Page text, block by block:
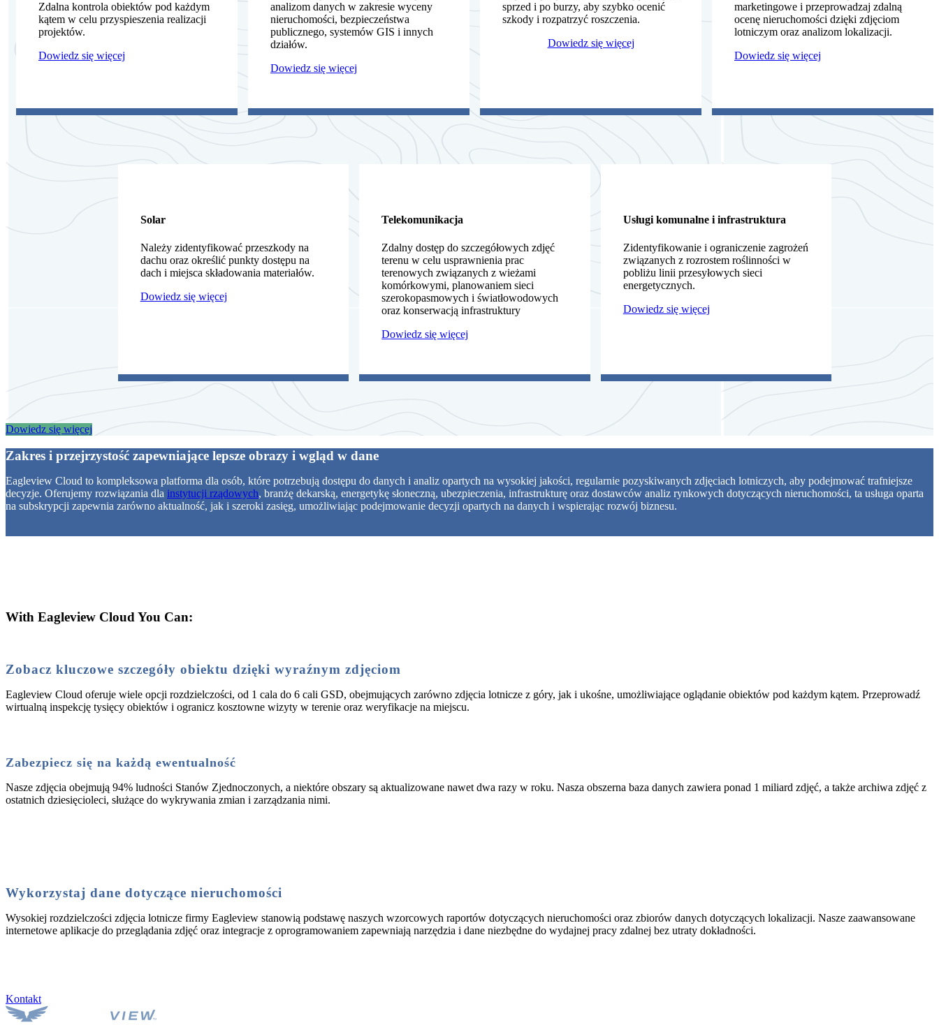
Zdalna kontrola obiektów pod każdym
kątem w celu przyspieszenia realizacji
projektów.
Dowiedz się więcej
analizom danych w zakresie wyceny
nieruchomości, bezpieczeństwa
publicznego, systemów GIS i innych
działów.
Dowiedz się więcej
sprzed i po burzy, aby szybko ocenić
szkody i rozpatrzyć roszczenia.
Dowiedz się więcej
marketingowe i przeprowadzaj zdalną
ocenę nieruchomości dzięki zdjęciom
lotniczym oraz analizom lokalizacji.
Dowiedz się więcej
Solar
Należy zidentyfikować przeszkody na
dachu oraz określić punkty dostępu na
dach i miejsca składowania materiałów.
Dowiedz się więcej
Telekomunikacja
Zdalny dostęp do szczegółowych zdjęć
terenu w celu usprawnienia prac
terenowych związanych z wieżami
komórkowymi, planowaniem sieci
szerokopasmowych i światłowodowych
oraz konserwacją infrastruktury
Dowiedz się więcej
Usługi komunalne i infrastruktura
Zidentyfikowanie i ograniczenie zagrożeń
związanych z rozrostem roślinności w
pobliżu linii przesyłowych sieci
energetycznych.
Dowiedz się więcej
Dowiedz się więcej
Zakres i przejrzystość zapewniające lepsze obrazy i wgląd w dane
Eagleview Cloud to kompleksowa platforma dla osób, które potrzebują dostępu do danych i analiz opartych na wysokiej jakości, regularnie pozyskiwanych zdjęciach lotniczych, aby podejmować trafniejsze
decyzje. Oferujemy rozwiązania dla instytucji rządowych, branżę dekarską, energetykę słoneczną, ubezpieczenia, infrastrukturę oraz dostawców analiz rynkowych dotyczących nieruchomości, ta usługa oparta
na subskrypcji zapewnia zarówno aktualność, jak i szeroki zasięg, umożliwiając podejmowanie decyzji opartych na danych i wspierając rozwój biznesu.
With Eagleview Cloud You Can:
Zobacz kluczowe szczegóły obiektu dzięki wyraźnym zdjęciom
Eagleview Cloud oferuje wiele opcji rozdzielczości, od 1 cala do 6 cali GSD, obejmujących zarówno zdjęcia lotnicze z góry, jak i ukośne, umożliwiające oglądanie obiektów pod każdym kątem. Przeprowadź
wirtualną inspekcję tysięcy obiektów i ogranicz kosztowne wizyty w terenie oraz weryfikacje na miejscu.
Zabezpiecz się na każdą ewentualność
Nasze zdjęcia obejmują 94% ludności Stanów Zjednoczonych, a niektóre obszary są aktualizowane nawet dwa razy w roku. Nasza obszerna baza danych zawiera ponad 1 miliard zdjęć, a także archiwa zdjęć z
ostatnich dziesięcioleci, służące do wykrywania zmian i zarządzania nimi.
Wykorzystaj dane dotyczące nieruchomości
Wysokiej rozdzielczości zdjęcia lotnicze firmy Eagleview stanowią podstawę naszych wzorcowych raportów dotyczących nieruchomości oraz zbiorów danych dotyczących lokalizacji. Nasze zaawansowane
internetowe aplikacje do przeglądania zdjęć oraz integracje z oprogramowaniem zapewniają narzędzia i dane niezbędne do wydajnej pracy zdalnej bez utraty dokładności.
Kontakt